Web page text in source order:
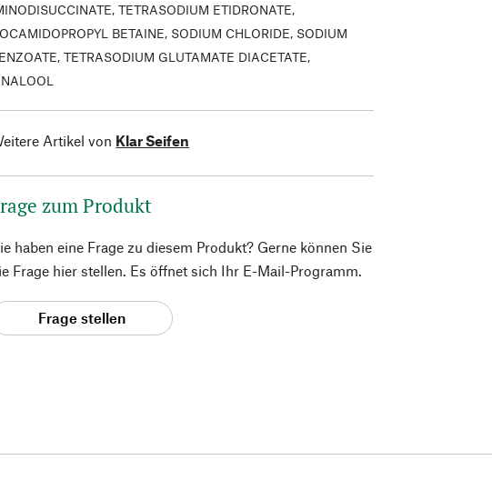
TETRASODIUM ETIDRONATE,
BETAINE, SODIUM CHLORIDE, SODIUM
TETRASODIUM GLUTAMATE DIACETATE,
Artikel von Klar Seifen
zum Produkt
haben eine Frage zu diesem Produkt? Gerne können Sie
Frage hier stellen. Es öffnet sich Ihr E-Mail-Programm.
Frage stellen